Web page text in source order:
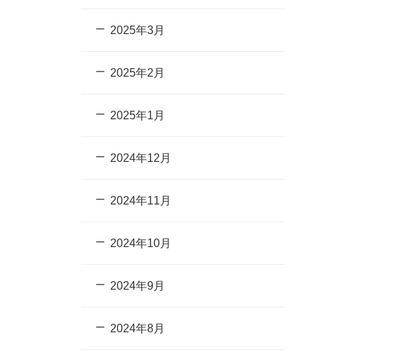
2025年3月
2025年2月
2025年1月
2024年12月
2024年11月
2024年10月
2024年9月
2024年8月